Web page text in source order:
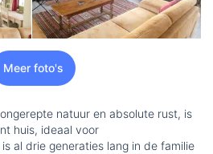
Meer foto's
natuur en absolute rust, is
huis, ideaal voor
al drie generaties lang in de familie